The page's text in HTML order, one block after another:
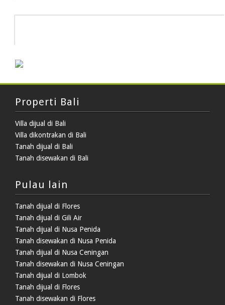
Properti Bali
Villa dijual di Bali
Villa dikontrakan di Bali
Tanah dijual di Bali
Tanah disewakan di Bali
Pulau lain
Tanah dijual di Flores
Tanah dijual di Gili Air
Tanah dijual di Nusa Penida
Tanah disewakan di Nusa Penida
Tanah dijual di Nusa Ceningan
Tanah disewakan di Nusa Ceningan
Tanah dijual di Lombok
Tanah dijual di Flores
Tanah disewakan di Flores